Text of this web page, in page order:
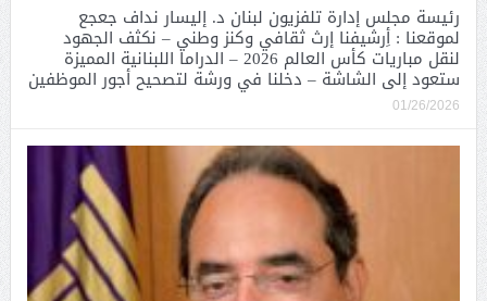
رئيسة مجلس إدارة تلفزيون لبنان د. إليسار نداف جعجع
لموقعنا : أِرشيفنا إرث ثقافي وكنز وطني – نكثف الجهود
لنقل مباريات كأس العالم 2026 – الدراما اللبنانية المميزة
ستعود إلى الشاشة – دخلنا في ورشة لتصحيح أجور الموظفين
01/26/2026